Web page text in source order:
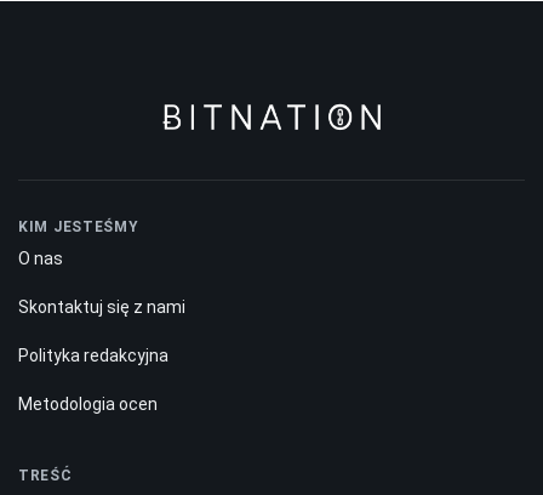
KIM JESTEŚMY
O nas
Skontaktuj się z nami
Polityka redakcyjna
Metodologia ocen
TREŚĆ